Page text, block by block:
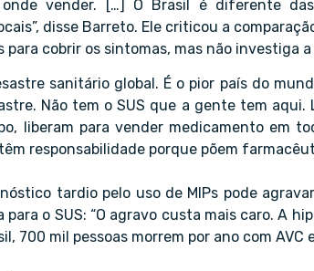
onde vender. […] O Brasil é diferente
disse Barreto. Ele criticou a
para cobrir os sintomas, mas não investiga a
sanitário global. É o pior país do
Não tem o SUS que a gente tem aqui.
liberam para vender medicamento em
responsabilidade porque põem
tardio pelo uso de MIPs pode
o SUS: “O agravo custa mais caro. A
700 mil pessoas morrem por ano com